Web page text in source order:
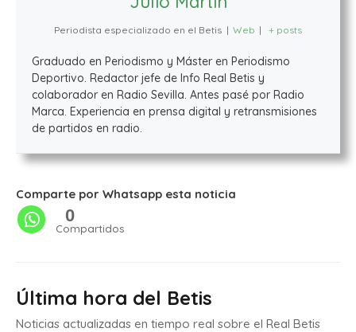
Periodista especializado en el Betis | Web | + posts
Graduado en Periodismo y Máster en Periodismo
Deportivo. Redactor jefe de Info Real Betis y
colaborador en Radio Sevilla. Antes pasé por Radio
Marca. Experiencia en prensa digital y retransmisiones
de partidos en radio.
Comparte por Whatsapp esta noticia
0
Compartidos
Última hora del Betis
Noticias actualizadas en tiempo real sobre el Real Betis